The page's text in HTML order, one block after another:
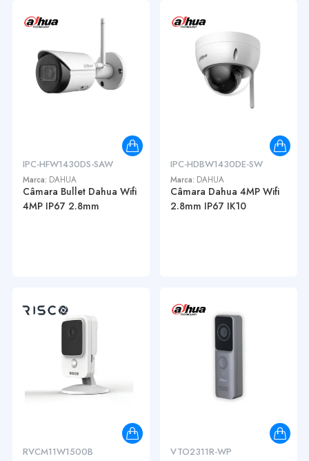
IPC-HFW1430DS-SAW
Marca: DAHUA
Câmara Bullet Dahua Wifi
4MP IP67 2.8mm
IPC-HDBW1430DE-SW
Marca: DAHUA
Câmara Dahua 4MP Wifi
2.8mm IP67 IK10
RVCM11W1500B VTO2311R-WP